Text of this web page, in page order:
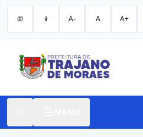
A- A A+